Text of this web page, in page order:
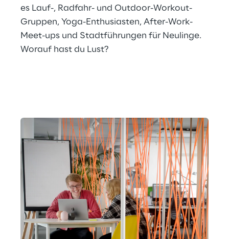
es Lauf-, Radfahr- und Outdoor-Workout-
Gruppen, Yoga-Enthusiasten, After-Work-
Meet-ups und Stadtführungen für Neulinge.
Worauf hast du Lust?